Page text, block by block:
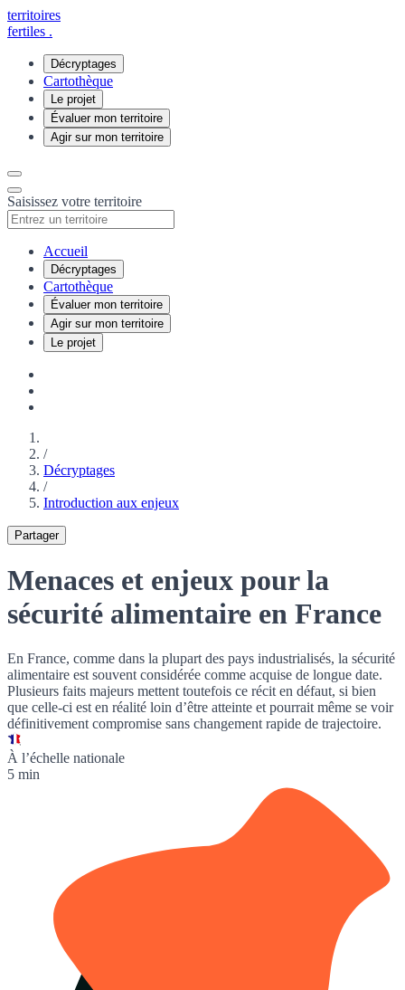
territoires
fertiles .
Décryptages
Cartothèque
Le projet
Évaluer mon territoire
Agir sur mon territoire
Saisissez votre territoire
Accueil
Décryptages
Cartothèque
Évaluer mon territoire
Agir sur mon territoire
Le projet
/
Décryptages
/
Introduction aux enjeux
Partager
Menaces et enjeux pour la
sécurité alimentaire en France
En France, comme dans la plupart des pays industrialisés, la sécurité
alimentaire est souvent considérée comme acquise de longue date.
Plusieurs faits majeurs mettent toutefois ce récit en défaut, si bien
que celle-ci est en réalité loin d’être atteinte et pourrait même se voir
définitivement compromise sans changement rapide de trajectoire.
À l’échelle nationale
5 min